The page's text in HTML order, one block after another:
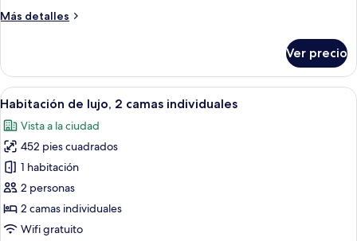
Más detalles
Más
estudio
Premier
Ver precio
Abrir
todas
las
fotos
de
Habitación
de
lujo,
Habitación de hotel con dos camas,
8
Habitación de lujo, 2 camas individuales
Vista a la ciudad
452 pies cuadrados
1 habitación
2 personas
2 camas individuales
Wifi gratuito